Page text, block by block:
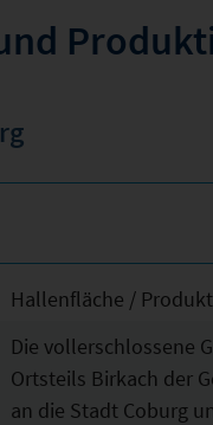
Hallenfläche /
Die vollerschlossene
Ortsteils Birkach der
an die Stadt Coburg